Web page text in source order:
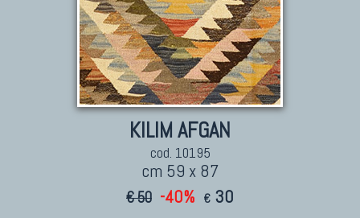
KILIM AFGAN
cod. 10195
cm 59 x 87
€ 50 -40% € 30